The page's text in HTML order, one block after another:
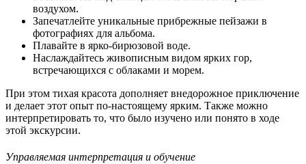
воздухом.
Запечатлейте уникальные прибрежные пейзажи в
фотографиях для альбома.
Плавайте в ярко-бирюзовой воде.
Наслаждайтесь живописным видом ярких гор,
встречающихся с облаками и морем.
При этом тихая красота дополняет внедорожное приключение
и делает этот опыт по-настоящему ярким. Также можно
интерпретировать то, что было изучено или понято в ходе
этой экскурсии.
Управляемая интерпретация и обучение